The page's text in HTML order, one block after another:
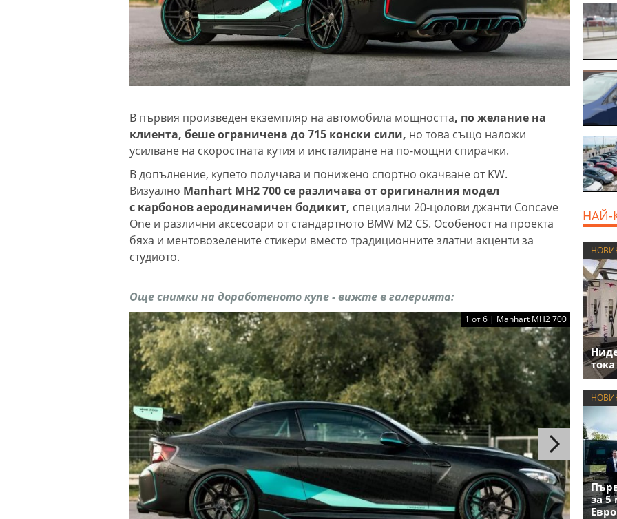
В първия произведен екземпляр на автомобила мощността, по желание на
клиента, беше ограничена до 715 конски сили, но това също наложи
усилване на скоростната кутия и инсталиране на по-мощни спирачки.
В допълнение, купето получава и понижено спортно окачване от KW.
Визуално Manhart MH2 700 се различава от оригиналния модел
с карбонов аеродинамичен бодикит, специални 20-цолови джанти Concave
One и различни аксесоари от стандартното BMW M2 CS. Особеност на проекта
бяха и ментовозелените стикери вместо традиционните златни акценти за
студиото.
Още снимки на доработеното купе - вижте в галерията:
1 от 6 | Manhart MH2 700
НАЙ-
за 5